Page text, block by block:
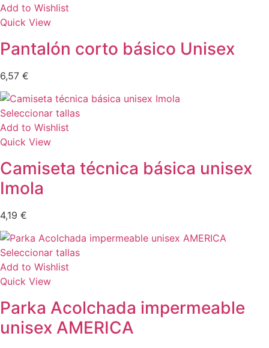
Add to Wishlist
Quick View
Pantalón corto básico Unisex
6,57 €
Seleccionar tallas
Add to Wishlist
Quick View
Camiseta técnica básica unisex
Imola
4,19 €
Seleccionar tallas
Add to Wishlist
Quick View
Parka Acolchada impermeable
unisex AMERICA